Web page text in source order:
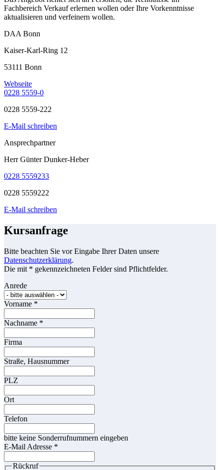
Fachbereich Verkauf erlernen wollen oder Ihre Vorkenntnisse
aktualisieren und verfeinern wollen.
DAA Bonn
Kaiser-Karl-Ring 12
53111 Bonn
Webseite
0228 5559-0
0228 5559-222
E-Mail schreiben
Ansprechpartner
Herr Günter Dunker-Heber
0228 5559233
0228 5559222
E-Mail schreiben
Kursanfrage
Bitte beachten Sie vor Eingabe Ihrer Daten unsere
Datenschutzerklärung.
Die mit * gekennzeichneten Felder sind Pflichtfelder.
Anrede
Vorname *
Nachname *
Firma
Straße, Hausnummer
PLZ
Ort
Telefon
bitte keine Sonderrufnummern eingeben
E-Mail Adresse *
Rückruf